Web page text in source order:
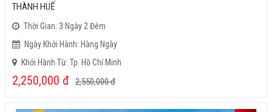
THÀNH HUẾ
Thời Gian: 3 Ngày 2 Đêm
Ngày Khởi Hành: Hàng Ngày
Khởi Hành Từ: Tp. Hồ Chí Minh
2,250,000 đ 2,550,000đ